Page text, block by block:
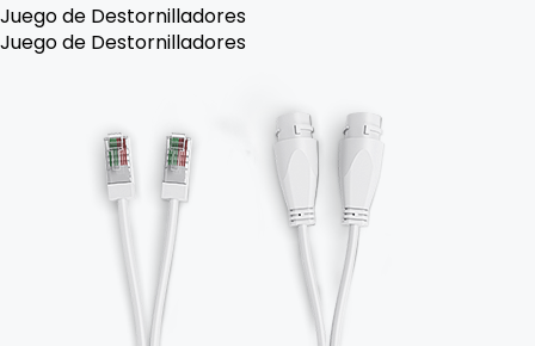
Juego de Destornilladores
Juego de Destornilladores